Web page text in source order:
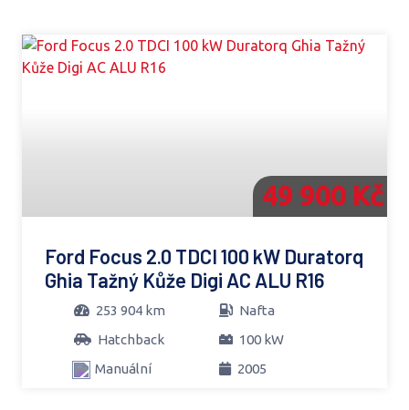
49 900 Kč
Ford Focus 2.0 TDCI 100 kW Duratorq
Ghia Tažný Kůže Digi AC ALU R16
253 904 km
Nafta
Hatchback
100 kW
Manuální
2005